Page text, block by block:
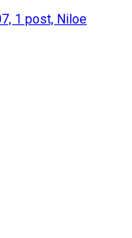
1 post, Niloe